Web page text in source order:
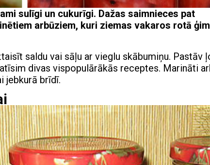
sulīgi un cukurīgi. Dažas saimnieces pat
arbūziem, kuri ziemas vakaros rotā
saldu vai sāļu ar vieglu skābumiņu. Pastāv
divas vispopulārākās receptes. Marināti
jebkurā brīdī.